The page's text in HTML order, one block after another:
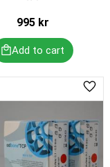
995 kr
Add